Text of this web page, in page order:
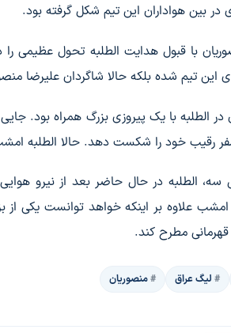
در بین هواداران این تیم شکل گرفته بود.
با قبول هدایت الطلبه تحول عظیمی
این تیم شده بلکه حالا شاگردان علیرضا
در الطلبه با یک پیروزی بزرگ همراه بود.
رقیب خود را شکست دهد. حالا الطلبه
الطلبه در حال حاضر بعد از نیرو
امشب علاوه بر اینکه خواهد توانست یکی
مطرح کند.
لیگ عراق منصوریان